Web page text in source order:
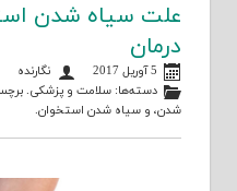
علت سیاه شدن
درمان
5 آوریل 2017
نگارنده
دسته‌ها:سلامت و پزشکی.
شدن، و سیاه شدن استخوان.